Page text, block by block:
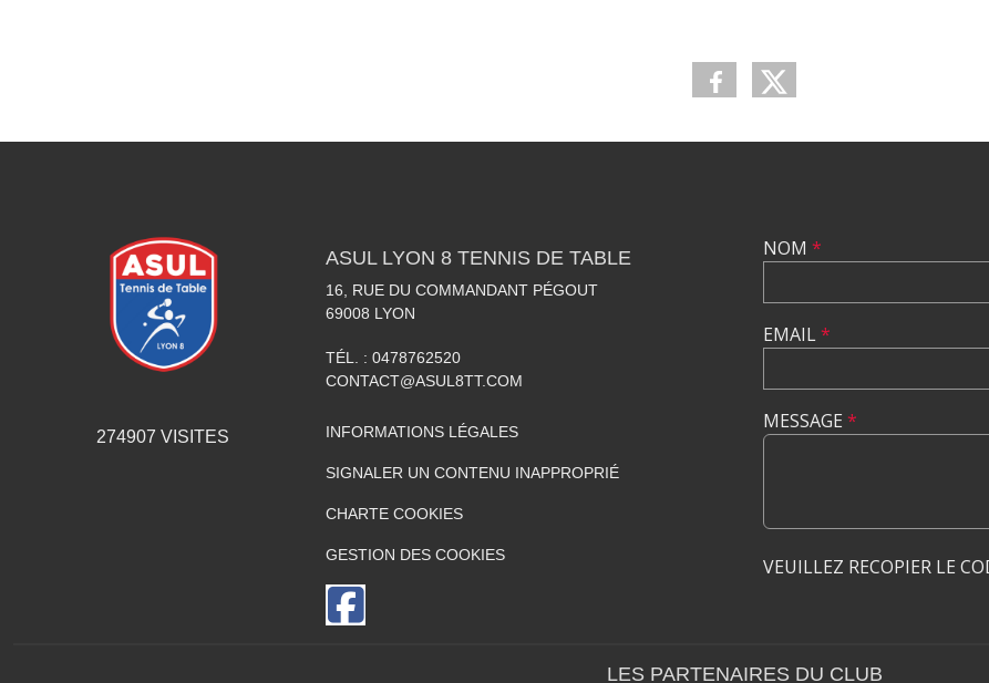
274907 VISITES
ASUL LYON 8 TENNIS DE TABLE
16, RUE DU COMMANDANT PÉGOUT
69008 LYON
TÉL. : 0478762520
CONTACT@ASUL8TT.COM
INFORMATIONS LÉGALES
SIGNALER UN CONTENU INAPPROPRIÉ
CHARTE COOKIES
GESTION DES COOKIES
NOM *
EMAIL*
MESSAGE *
VEUILLEZ RECOPIER LE
LES PARTENAIRES DU CLUB